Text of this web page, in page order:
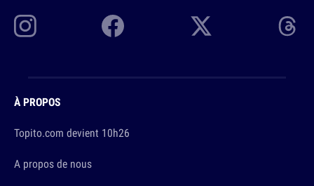
À PROPOS
Topito.com devient 10h26
A propos de nous